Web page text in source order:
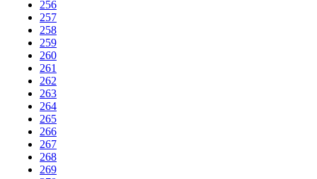
256
257
258
259
260
261
262
263
264
265
266
267
268
269